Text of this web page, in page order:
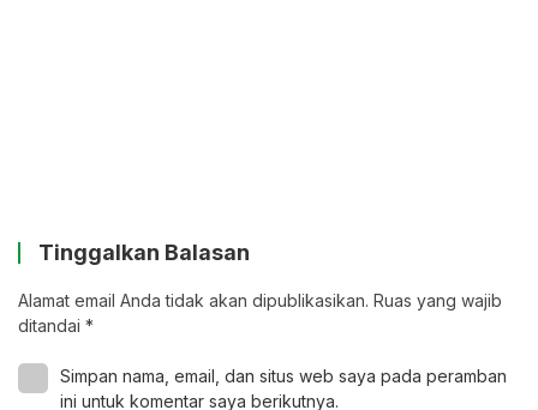
Tinggalkan Balasan
Alamat email Anda tidak akan dipublikasikan. Ruas yang wajib
ditandai *
Simpan nama, email, dan situs web saya pada peramban
ini untuk komentar saya berikutnya.